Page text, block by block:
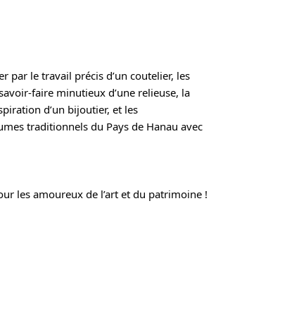
par le travail précis d’un coutelier, les
faire minutieux d’une relieuse, la
d’un bijoutier, et les
traditionnels du Pays de Hanau avec
les amoureux de l’art et du patrimoine !